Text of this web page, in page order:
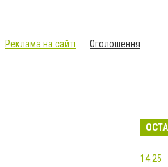
Реклама на сайті
Оголошення
14:25